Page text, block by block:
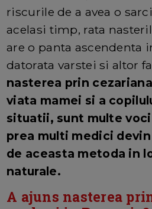
riscurile de a avea o
acelasi timp, rata
are o panta ascendenta
datorata varstei si altor
nasterea prin
viata mamei si a
situatii, sunt multe
prea multi medici
de aceasta metoda in
naturale.
A ajuns nasterea